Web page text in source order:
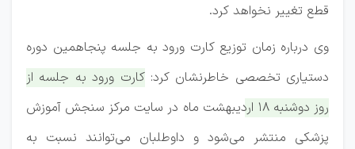
قطع تغییر نخواهد کرد.
وی درباره زمان توزیع کارت ورود به جلسه پنجاهمین دوره
دستیاری تخصصی خاطرنشان کرد:کارت ورود به جلسه از
روز دوشنبه ۱۸ اردیبهشت ماه در سایت مرکز سنجش آموزش
پزشکی منتشر می‌شود و داوطلبان می‌توانند نسبت به